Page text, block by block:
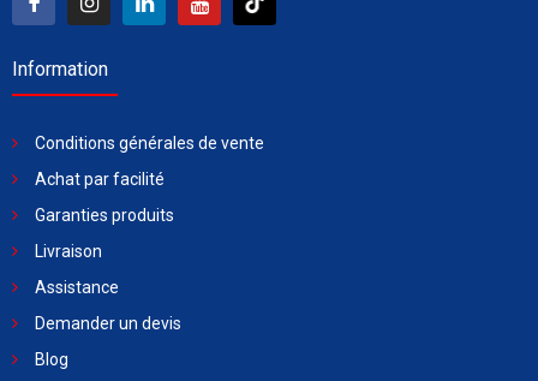
Information
Conditions générales de vente
Achat par facilité
Garanties produits
Livraison
Assistance
Demander un devis
Blog